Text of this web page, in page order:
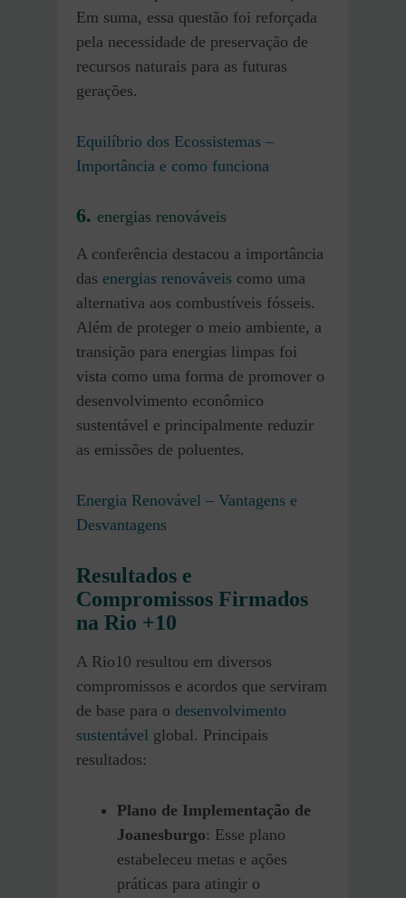
Em suma, essa questão foi reforçada
pela necessidade de preservação de
recursos naturais para as futuras
gerações.
Equilíbrio dos Ecossistemas –
Importância e como funciona
6. energias renováveis
A conferência destacou a importância
das energias renováveis como uma
alternativa aos combustíveis fósseis.
Além de proteger o meio ambiente, a
transição para energias limpas foi
vista como uma forma de promover o
desenvolvimento econômico
sustentável e principalmente reduzir
as emissões de poluentes.
Energia Renovável – Vantagens e
Desvantagens
Resultados e
Compromissos Firmados
na Rio +10
A Rio10 resultou em diversos
compromissos e acordos que serviram
de base para o desenvolvimento
sustentável global. Principais
resultados:
Plano de Implementação de
Joanesburgo: Esse plano
estabeleceu metas e ações
práticas para atingir o